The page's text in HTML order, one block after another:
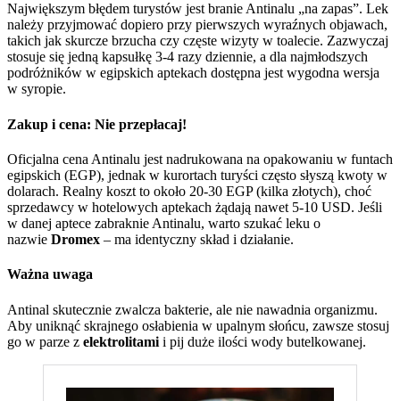
Największym błędem turystów jest branie Antinalu „na zapas”. Lek
należy przyjmować dopiero przy pierwszych wyraźnych objawach,
takich jak skurcze brzucha czy częste wizyty w toalecie. Zazwyczaj
stosuje się jedną kapsułkę 3-4 razy dziennie, a dla najmłodszych
podróżników w egipskich aptekach dostępna jest wygodna wersja
w syropie.
Zakup i cena: Nie przepłacaj!
Oficjalna cena Antinalu jest nadrukowana na opakowaniu w funtach
egipskich (EGP), jednak w kurortach turyści często słyszą kwoty w
dolarach. Realny koszt to około 20-30 EGP (kilka złotych), choć
sprzedawcy w hotelowych aptekach żądają nawet 5-10 USD. Jeśli
w danej aptece zabraknie Antinalu, warto szukać leku o
nazwie Dromex – ma identyczny skład i działanie.
Ważna uwaga
Antinal skutecznie zwalcza bakterie, ale nie nawadnia organizmu.
Aby uniknąć skrajnego osłabienia w upalnym słońcu, zawsze stosuj
go w parze z elektrolitami i pij duże ilości wody butelkowanej.